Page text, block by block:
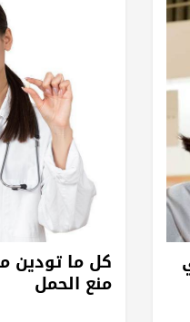
كل ما تودين
منع الحمل